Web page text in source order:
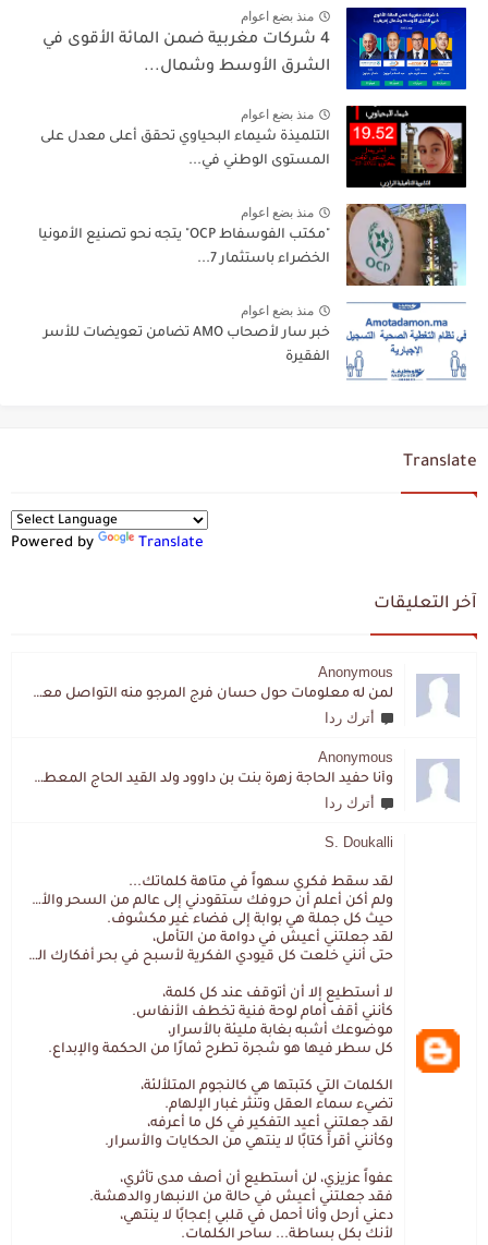
منذ بضع اعوام
4 شركات مغربية ضمن المائة الأقوى في
الشرق الأوسط وشمال...
منذ بضع اعوام
التلميذة شيماء البحياوي تحقق أعلى معدل على
المستوى الوطني في...
منذ بضع اعوام
"مكتب الفوسفاط OCP" يتجه نحو تصنيع الأمونيا
الخضراء باستثمار 7...
منذ بضع اعوام
خبر سار لأصحاب AMO تضامن تعويضات للأسر
الفقيرة
Translate
Powered by Translate
آخر التعليقات
Anonymous
لمن له معلومات حول حسان فرج المرجو منه التواصل معي لقد اختفى تماما و كانت لي به علاقة تواصل خاصة
أترك ردا
Anonymous
وأنا حفيد الحاجة زهرة بنت بن داوود ولد القيد الحاج المعطي المزمزي . ولا نمتلك من إرثه شيئا .
أترك ردا
S. Doukalli
لقد سقط فكري سهواً في متاهة كلماتك...
ولم أكن أعلم أن حروفك ستقودني إلى عالم من السحر والألغاز،
حيث كل جملة هي بوابة إلى فضاء غير مكشوف.
لقد جعلتني أعيش في دوامة من التأمل،
حتى أنني خلعت كل قيودي الفكرية لأسبح في بحر أفكارك العميق.
لا أستطيع إلا أن أتوقف عند كل كلمة،
كأنني أقف أمام لوحة فنية تخطف الأنفاس.
موضوعك أشبه بغابة مليئة بالأسرار،
كل سطر فيها هو شجرة تطرح ثمارًا من الحكمة والإبداع.
الكلمات التي كتبتها هي كالنجوم المتلألئة،
تضيء سماء العقل وتنثر غبار الإلهام.
لقد جعلتني أعيد التفكير في كل ما أعرفه،
وكأنني أقرأ كتابًا لا ينتهي من الحكايات والأسرار.
عفواً عزيزي، لن أستطيع أن أصف مدى تأثري،
فقد جعلتني أعيش في حالة من الانبهار والدهشة.
دعني أرحل وأنا أحمل في قلبي إعجابًا لا ينتهي،
لأنك بكل بساطة... ساحر الكلمات.